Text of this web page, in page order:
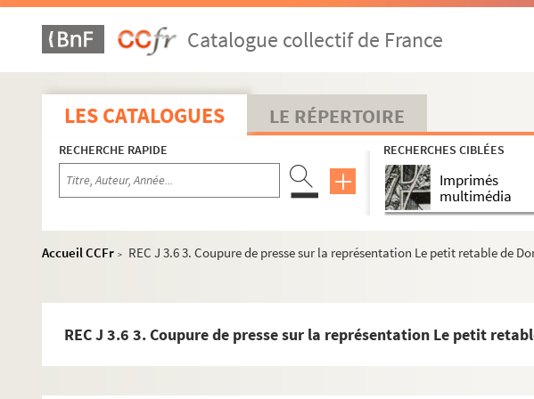
Catalogue collectif de France
LES CATALOGUES LE RÉPERTOIRE
RECHERCHE RAPIDE RECHERCHES CIBLÉES
Imprimés
multimédia
Accueil CCFr >
REC J 3.6 3. Coupure de presse sur la représentation Le petit retable de
REC J 3.6 3. Coupure de presse sur la représentation Le petit
REC A 1-3. Éléments biographiques.